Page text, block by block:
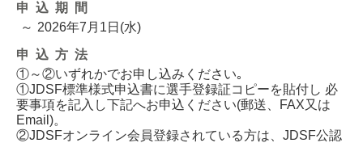
申込期間
～ 2026年7月1日(水)
申込方法
①～②いずれかでお申し込みください｡
①JDSF標準様式申込書に選手登録証コピーを貼付し 必
要事項を記入し下記へお申込ください(郵送、FAX又は
Email)。
②JDSFオンライン会員登録されている方は、JDSF公認